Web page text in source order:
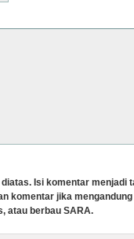
Isi komentar menjadi
komentar jika
atau berbau SARA.